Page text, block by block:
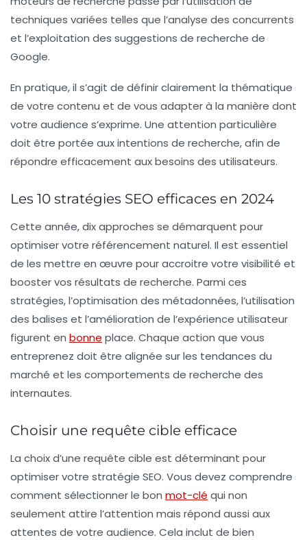
techniques variées telles que l’analyse des concurrents
et l’exploitation des suggestions de recherche de
Google.
En pratique, il s’agit de définir clairement la thématique
de votre contenu et de vous adapter à la manière dont
votre audience s’exprime. Une attention particulière
doit être portée auxintentions de recherche, afin de
répondre efficacement aux besoins des utilisateurs.
Les 10 stratégies SEO efficaces en 2024
Cette année, dix approches se démarquent pour
optimiser votre référencement naturel. Il est essentiel
de les mettre en œuvre pour accroitre votre visibilité et
booster vos résultats de recherche. Parmi ces
stratégies, l’optimisation des métadonnées, l’utilisation
des balises et l’amélioration de l’expérience utilisateur
figurent en bonne place. Chaque action que vous
entreprenez doit être alignée sur les tendances du
marché et les comportements de recherche des
internautes.
Choisir une requête cible efficace
La choix d’une requête cible est déterminant pour
optimiser votre stratégie SEO. Vous devez comprendre
comment sélectionner le bon mot-clé qui non
seulement attire l’attention mais répond aussi aux
attentes de votre audience. Cela inclut de bien